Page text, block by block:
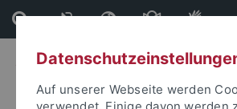
Direkt
zum
Inhalt
Direkt
zur
Fußleiste
Auf unserer Webseite werden